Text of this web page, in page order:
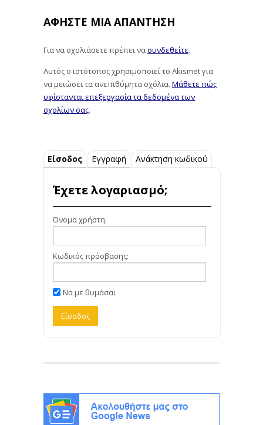
ΑΦΉΣΤΕ ΜΙΑ ΑΠΆΝΤΗΣΗ
Για να σχολιάσετε πρέπει νασυνδεθείτε.
Αυτός ο ιστότοπος χρησιμοποιεί το Akismet για
να μειώσει τα ανεπιθύμητα σχόλια. Μάθετε πώς
υφίστανται επεξεργασία τα δεδομένα των
σχολίων σας.
Είσοδος Εγγραφή Ανάκτηση κωδικού
Έχετε λογαριασμό;
Όνομα χρήστη:
Κωδικός πρόσβασης:
Να με θυμάσαι